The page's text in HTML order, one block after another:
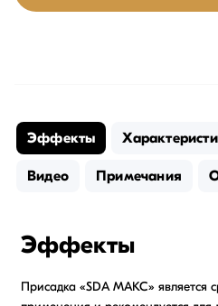
Эффекты
Видео Примечания
Эффекты
Присадка «SDA МАКС» является